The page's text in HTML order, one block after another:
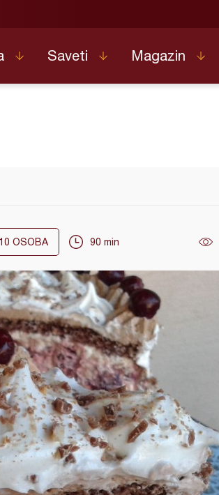
Saveti Magazin
10 OSOBA 90 min